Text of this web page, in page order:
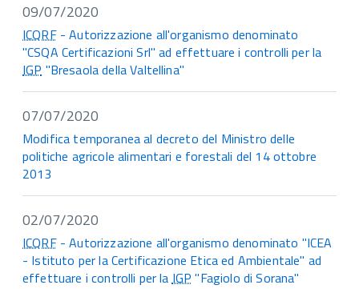
09/07/2020
ICQRF- Autorizzazione all'organismo denominato
"CSQA Certificazioni Srl" ad effettuare i controlli per la
IGP "Bresaola della Valtellina"
07/07/2020
Modifica temporanea al decreto del Ministro delle
politiche agricole alimentari e forestali del 14 ottobre
2013
02/07/2020
ICQRF- Autorizzazione all'organismo denominato "ICEA
- Istituto per la Certificazione Etica ed Ambientale" ad
effettuare i controlli per laIGP "Fagiolo di Sorana"